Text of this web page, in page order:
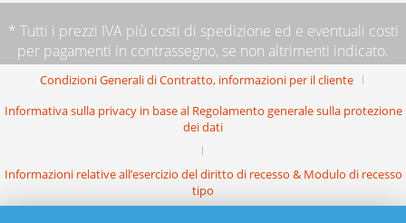
* Tutti i prezzi IVA più costi di spedizione ed e eventuali costi
per pagamenti in contrassegno, se non altrimenti indicato.
Condizioni Generali di Contratto, informazioni per il cliente
Informativa sulla privacy in base al Regolamento generale sulla protezione
dei dati
Informazioni relative all’esercizio del diritto di recesso & Modulo di recesso
tipo